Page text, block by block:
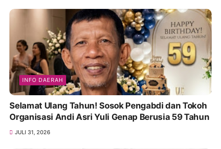
INFO DAERAH
Selamat Ulang Tahun! Sosok Pengabdi dan Tokoh
Organisasi Andi Asri Yuli Genap Berusia 59 Tahun
JULI 31, 2026